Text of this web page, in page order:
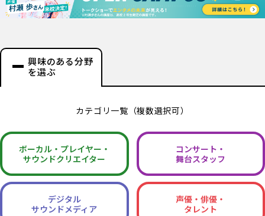
興味のある分野
を選ぶ
カテゴリ一覧（複数選択可）
ボーカル・ プレイヤー・
サウンドクリエイター
コンサート・
舞台スタッフ
デジタル
サウンドメディア
声優・俳優・
タレント